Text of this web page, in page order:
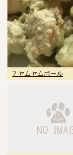
? ヤムヤムボール